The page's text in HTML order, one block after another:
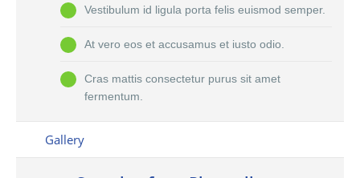
Vestibulum id ligula porta felis euismod semper.
At vero eos et accusamus et iusto odio.
Cras mattis consectetur purus sit amet
fermentum.
Gallery